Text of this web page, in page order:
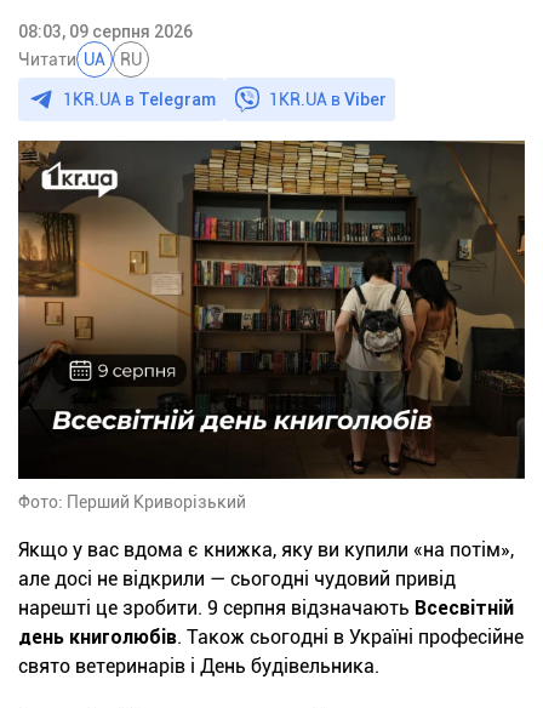
08:03, 09 серпня 2026
Читати UA RU
1KR.UA в Telegram 1KR.UA вViber
Фото: Перший Криворізький
Якщо у вас вдома є книжка, яку ви купили «на потім»,
але досі не відкрили — сьогодні чудовий привід
нарешті це зробити. 9 серпня відзначають Всесвітній
день книголюбів. Також сьогодні в Україні професійне
свято ветеринарів і День будівельника.